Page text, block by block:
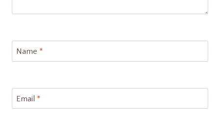
Name *
Email *